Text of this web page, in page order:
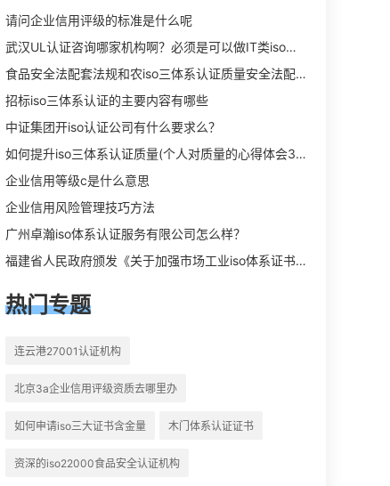
向相关iso体系认证知识，详情可查看
请问企业信用评级的标准是什么呢
武汉UL认证咨询哪家机构啊？必须是可以做IT类iso三体系认证UL认证的机构？
食品安全法配套法规和农iso三体系认证质量安全法配套法规分别是什么？
招标iso三体系认证的主要内容有哪些
中证集团开iso认证公司有什么要求么？
如何提升iso三体系认证质量(个人对质量的心得体会300字)
企业信用等级c是什么意思
企业信用风险管理技巧方法
广州卓瀚iso体系认证服务有限公司怎么样？
福建省人民政府颁发《关于加强市场工业iso体系证书质量监督检验与管理的暂行规定》的通知
热门专题
连云港27001认证机构
北京3a企业信用评级资质去哪里办
如何申请iso三大证书含金量 木门体系认证证书
资深的iso22000食品安全认证机构